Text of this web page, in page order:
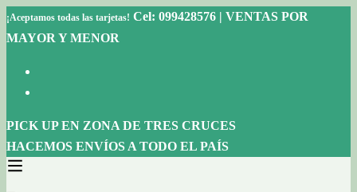
¡Aceptamos todas las tarjetas! Cel: 099428576 | VENTAS POR
MAYOR Y MENOR
PICK UP EN ZONA DE TRES CRUCES
HACEMOS ENVÍOS A TODO EL PAÍS